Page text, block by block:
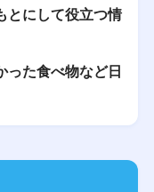
とにして役立つ情
った食べ物など日